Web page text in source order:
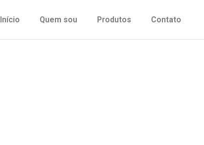
Início Quem sou Produtos Contato